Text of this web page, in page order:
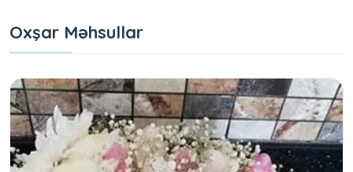
Oxşar Məhsullar